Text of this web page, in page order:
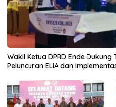
Wakil Ketua DPRD Ende
Peluncuran ELiA dan